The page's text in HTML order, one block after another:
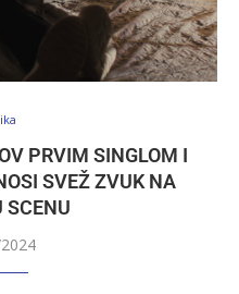
PRVIM SINGLOM I
SVEŽ ZVUK NA
SCENU